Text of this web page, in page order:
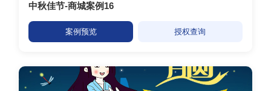
中秋佳节-商城案例16
案例预览 授权查询